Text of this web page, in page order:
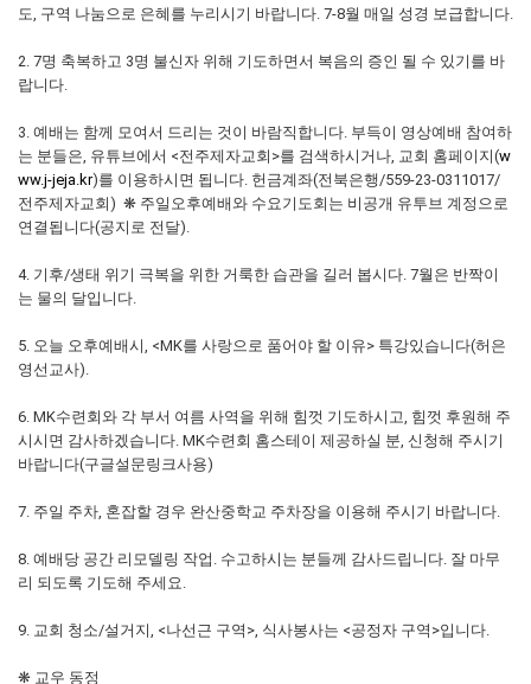
도, 구역 나눔으로 은혜를 누리시기 바랍니다. 7-8월 매일 성경 보급합니다.
2. 7명 축복하고 3명 불신자 위해 기도하면서 복음의 증인 될 수 있기를 바
랍니다.
3. 예배는 함께 모여서 드리는 것이 바람직합니다. 부득이 영상예배 참여하
는 분들은, 유튜브에서 <전주제자교회>를 검색하시거나, 교회 홈페이지(w
ww.j-jeja.kr)를 이용하시면 됩니다. 헌금계좌(전북은행/559-23-0311017/
전주제자교회) ❋ 주일오후예배와 수요기도회는 비공개 유투브 계정으로
연결됩니다(공지로 전달).
4. 기후/생태 위기 극복을 위한 거룩한 습관을 길러 봅시다. 7월은 반짝이
는 물의 달입니다.
5. 오늘 오후예배시, <MK를 사랑으로 품어야 할 이유> 특강있습니다(허은
영선교사).
6. MK수련회와 각 부서 여름 사역을 위해 힘껏 기도하시고, 힘껏 후원해 주
시시면 감사하겠습니다. MK수련회 홈스테이 제공하실 분, 신청해 주시기
바랍니다(구글설문링크사용)
7. 주일 주차, 혼잡할 경우 완산중학교 주차장을 이용해 주시기 바랍니다.
8. 예배당 공간 리모델링 작업. 수고하시는 분들께 감사드립니다. 잘 마무
리 되도록 기도해 주세요.
9. 교회 청소/설거지, <나선근 구역>, 식사봉사는 <공정자 구역>입니다.
❋ 교우 동정